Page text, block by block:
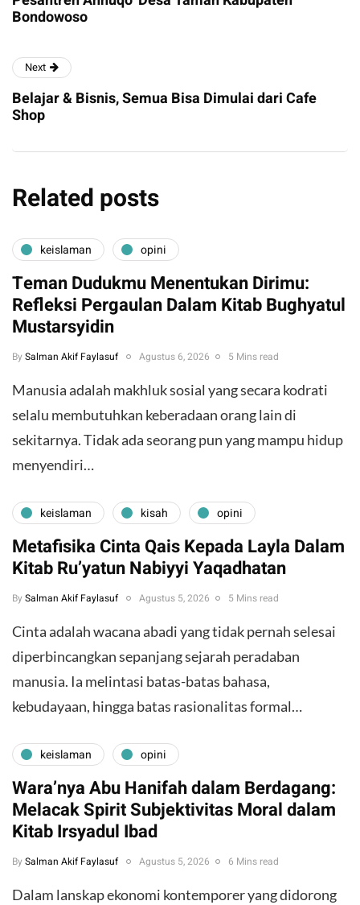
Bondowoso
Next
Belajar & Bisnis, Semua Bisa Dimulai dari Cafe
Shop
Related posts
keislaman opini
Teman Dudukmu Menentukan Dirimu:
Refleksi Pergaulan Dalam Kitab Bughyatul
Mustarsyidin
By Salman Akif Faylasuf Agustus 6, 2026 5 Mins read
Manusia adalah makhluk sosial yang secara kodrati
selalu membutuhkan keberadaan orang lain di
sekitarnya. Tidak ada seorang pun yang mampu hidup
menyendiri…
keislaman kisah opini
Metafisika Cinta Qais Kepada Layla Dalam
Kitab Ru’yatun Nabiyyi Yaqadhatan
By Salman Akif Faylasuf Agustus 5, 2026 5 Mins read
Cinta adalah wacana abadi yang tidak pernah selesai
diperbincangkan sepanjang sejarah peradaban
manusia. Ia melintasi batas-batas bahasa,
kebudayaan, hingga batas rasionalitas formal…
keislaman opini
Wara’nya Abu Hanifah dalam Berdagang:
Melacak Spirit Subjektivitas Moral dalam
Kitab Irsyadul Ibad
By Salman Akif Faylasuf Agustus 5, 2026 6 Mins read
Dalam lanskap ekonomi kontemporer yang didorong